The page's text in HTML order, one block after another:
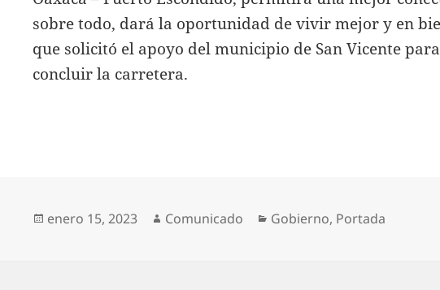
sobre todo, dará la oportunidad de vivir mejor y en
que solicitó el apoyo del municipio de San Vicente
concluir la carretera.
Publicado
enero 15, 2023 Autor
Comunicado Categorías
Gobierno, Portada